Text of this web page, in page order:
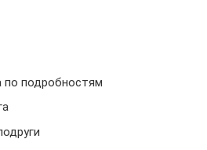
по подробностям